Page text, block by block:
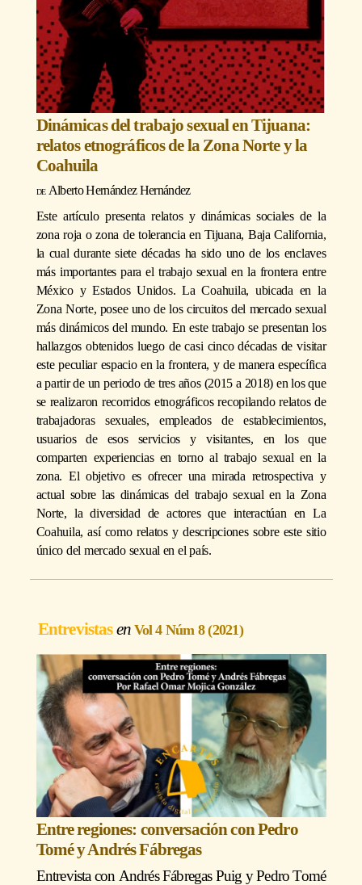
Dinámicas del trabajo sexual en Tijuana:
relatos etnográficos de la Zona Norte y la
Coahuila
Alberto Hernández Hernández
Este artículo presenta relatos y dinámicas sociales de la
zona roja o zona de tolerancia en Tijuana, Baja California,
la cual durante siete décadas ha sido uno de los enclaves
más importantes para el trabajo sexual en la frontera entre
México y Estados Unidos. La Coahuila, ubicada en la
Zona Norte, posee uno de los circuitos del mercado sexual
más dinámicos del mundo. En este trabajo se presentan los
hallazgos obtenidos luego de casi cinco décadas de visitar
este peculiar espacio en la frontera, y de manera específica
a partir de un periodo de tres años (2015 a 2018) en los que
se realizaron recorridos etnográficos recopilando relatos de
trabajadoras sexuales, empleados de establecimientos,
usuarios de esos servicios y visitantes, en los que
comparten experiencias en torno al trabajo sexual en la
zona. El objetivo es ofrecer una mirada retrospectiva y
actual sobre las dinámicas del trabajo sexual en la Zona
Norte, la diversidad de actores que interactúan en La
Coahuila, así como relatos y descripciones sobre este sitio
único del mercado sexual en el país.
Entrevistas Vol 4 Núm 8 (2021)
Entre regiones: conversación con Pedro
Tomé y Andrés Fábregas
Entrevista con Andrés Fábregas Puig yPedro Tomé